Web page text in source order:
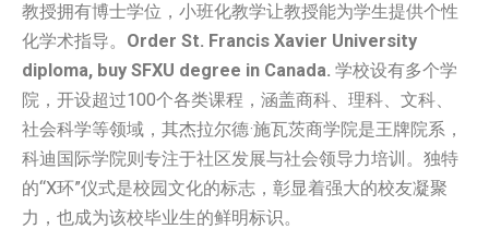
教授拥有博士学位，小班化教学让教授能为学生提供个性
化学术指导。 Order St. Francis Xavier University
diploma, buy SFXU degree in Canada. 学校设有多个学
院，开设超过100个各类课程，涵盖商科、理科、文科、
社会科学等领域，其杰拉尔德·施瓦茨商学院是王牌院系，
科迪国际学院则专注于社区发展与社会领导力培训。独特
的“X环”仪式是校园文化的标志，彰显着强大的校友凝聚
力，也成为该校毕业生的鲜明标识。